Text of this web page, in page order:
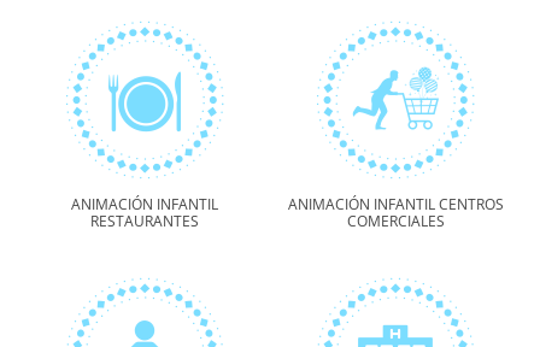
ANIMACIÓN INFANTIL
RESTAURANTES
ANIMACIÓN INFANTIL CENTROS
COMERCIALES